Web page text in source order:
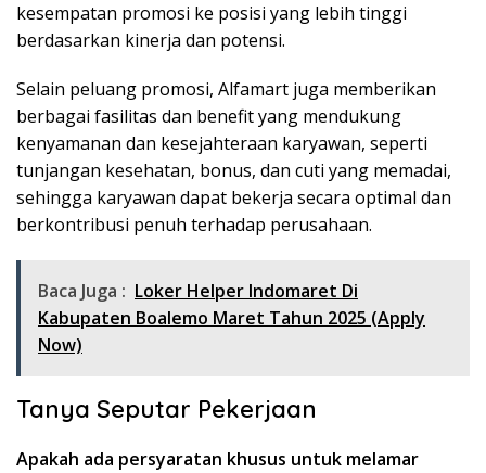
kesempatan promosi ke posisi yang lebih tinggi
berdasarkan kinerja dan potensi.
Selain peluang promosi, Alfamart juga memberikan
berbagai fasilitas dan benefit yang mendukung
kenyamanan dan kesejahteraan karyawan, seperti
tunjangan kesehatan, bonus, dan cuti yang memadai,
sehingga karyawan dapat bekerja secara optimal dan
berkontribusi penuh terhadap perusahaan.
Baca Juga : Loker Helper Indomaret Di
Kabupaten Boalemo Maret Tahun 2025 (Apply
Now)
Tanya Seputar Pekerjaan
Apakah ada persyaratan khusus untuk melamar